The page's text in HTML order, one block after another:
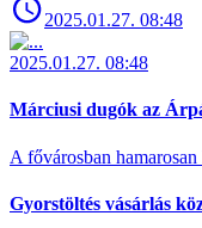
2025.01.27. 08:48
2025.01.27. 08:48
Márciusi dugók az
A fővárosban
Gyorstöltés vásárlás